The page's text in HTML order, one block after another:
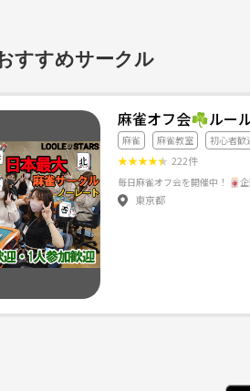
すすめサークル
麻雀オフ会☘️ルー
麻雀 麻雀教室 初心者歓
★★★★★ 222件
東京都